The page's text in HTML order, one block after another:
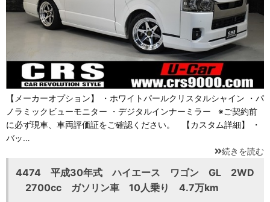
【メーカーオプション】 ・ホワイトパールクリスタルシャイン ・パ
ノラミックビューモニター ・デジタルインナーミラー ※ご契約前
に必ず現車、車両評価証をご確認ください。 【カスタム詳細】 ・
バッ…
続きを読む
4474 平成30年式 ハイエース ワゴン GL 2WD
2700cc ガソリン車 10人乗り 4.7万km